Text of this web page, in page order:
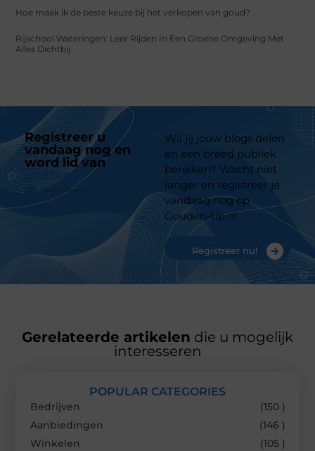
Hoe maak ik de beste keuze bij het verkopen van goud?
Rijschool Wateringen: Leer Rijden In Een Groene Omgeving Met
Alles Dichtbij
Registreer u
vandaag nog en
word lid van
platform
Wil jij jouw blogs delen
en een breed publiek
bereiken? Wacht niet
langer en registreer je
vandaag nog op
Gouden-tip.nl
Registreer nu!
Gerelateerde artikelen die u mogelijk
interesseren
POPULAR CATEGORIES
Bedrijven
(150 )
Aanbiedingen
(146 )
Winkelen
(105 )